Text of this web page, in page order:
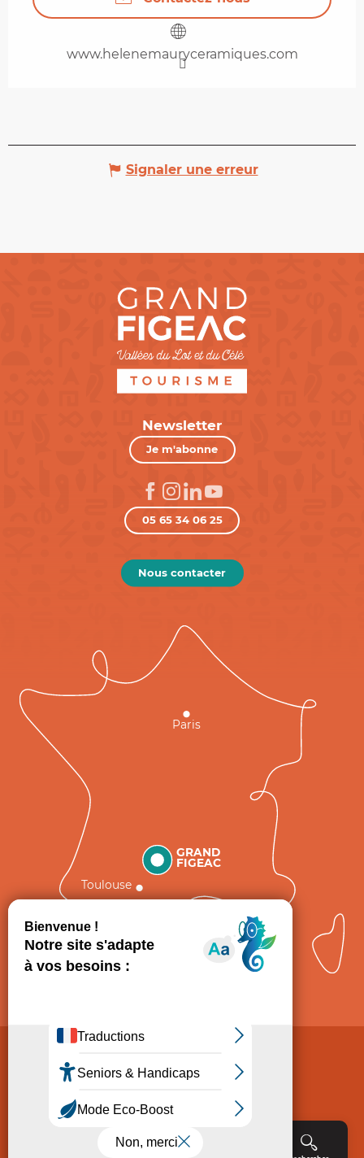
www.helenemauryceramiques.com
Signaler une erreur
Newsletter
Je m'abonne
05 65 34 06 25
Nous contacter
GRAND
FIGEAC
Toulouse
Paris
Politique de Protection des données
Consentement
Accessibilité : non conforme